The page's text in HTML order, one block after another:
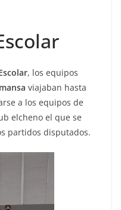
, los equipos
viajaban hasta
a los equipos de
elcheno el que se
partidos disputados.